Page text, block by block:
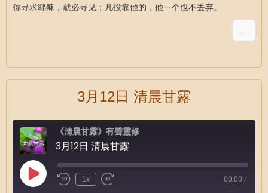
RSS FEED
你寻求耶稣，就必寻见；凡投靠他的，他一个也不丢弃。
…
3月12日 清晨甘露
《清晨甘露》有聲靈修
3月12日 清晨甘露
1x 00:00 /